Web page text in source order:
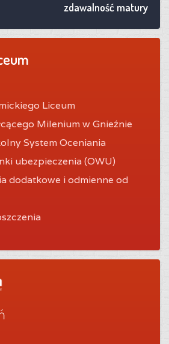
zdawalność matury
Liceum
Milenium w Gnieźnie
System Oceniania
ubezpieczenia (OWU)
dodatkowe i odmienne od